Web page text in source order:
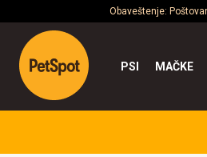
Obaveštenje:
PSI MAČKE